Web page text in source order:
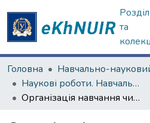
та
Головна
Наукові роботи. Навчально-науковий інститут міжнародної освіти
Організація навчання читання іноземців на заняттях з мови у вищому навчальному закладі